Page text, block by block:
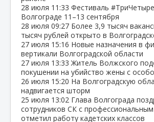
28 июля 11:33 Фестиваль
Волгограде 11–13 сентября
28 июля 09:27 Более 3,9 тысяч
тысяч рублей открыто в
27 июля 15:16 Новые назначения в
вертикали Волгоградской области
27 июля 13:33 Житель Волжского
покушении на убийство жены с
26 июля 15:20 На Волгоградскую
надвигается шторм
25 июля 13:02 Глава Волгограда
сотрудников СК с
отметил работу кадетских классов